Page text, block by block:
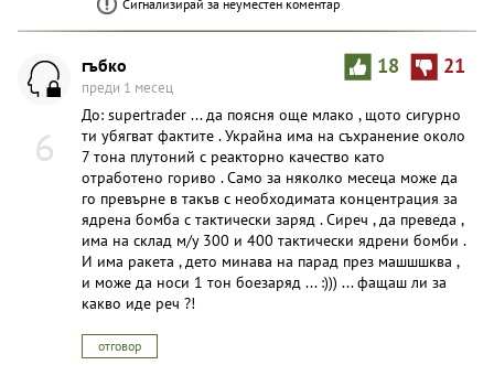
Сигнализирай за неуместен коментар
6
18 21
гъбко
преди 1 месец
До: supertrader ... да поясня още млако , щото сигурно
ти убягват фактите . Украйна има на съхранение около
7 тона плутоний с реакторно качество като
отработено гориво . Само за няколко месеца може да
го превърне в такъв с необходимата концентрация за
ядрена бомба с тактически заряд . Сиреч , да преведа ,
има на склад м/у 300 и 400 тактически ядрени бомби .
И има ракета , дето минава на парад през машшшква ,
и може да носи 1 тон боезаряд ... :))) ... фащаш ли за
какво иде реч ?!
отговор